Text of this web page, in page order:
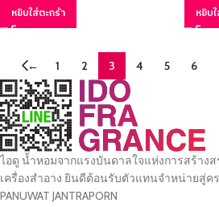
หยิบใส่ตะกร้า หยิบ
← 1 2 3 4 5 6
ไอดู น้ำหอมจากแรงบันดาลใจแห่งการสร้าง
เครื่องสำอาง ยินดีต้อนรับตัวแทนจำหน่ายสู่ค
PANUWAT JANTRAPORN